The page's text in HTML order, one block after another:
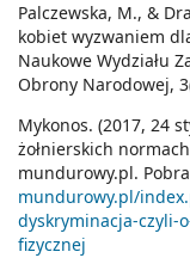
Palczewska, M., &
kobiet wyzwaniem
Naukowe Wydziału
Obrony Narodowej,
Mykonos. (2017, 24
żołnierskich
mundurowy.pl.
mundurowy.pl/
dyskryminacja-czyli-
fizycznej